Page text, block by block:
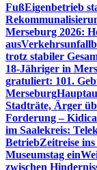
FußEigenbetrieb
Merseburg 2026:
aus
trotz stabiler
18-Jähriger in
gratuliert: 101.
Merseburg
Stadträte, Ärger
Forderung –
im Saalekreis:
BetriebZeitreise
Museumstag ein
zwischen